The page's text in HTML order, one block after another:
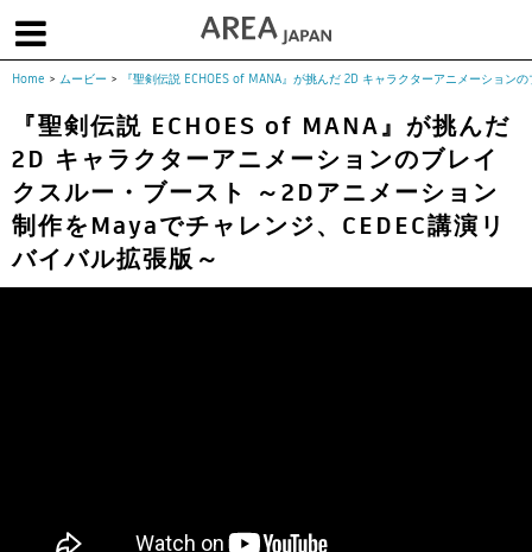
About us | フォーラム | お問合せ | メールマガジン
コラム
Columns
チュートリアル
Tutorials
ユーザー事例
User Stories
ムービー
Movies Events Products
Flow Studio
Home > ムービー > 『聖剣伝説 ECHOES of MANA』が挑んだ 2D キャラクターアニメーショ
『聖剣伝説 ECHOES of MANA』が挑んだ
2D キャラクターアニメーションのブレイ
クスルー・ブースト ～2Dアニメーション
制作をMayaでチャレンジ、CEDEC講演リ
バイバル拡張版～